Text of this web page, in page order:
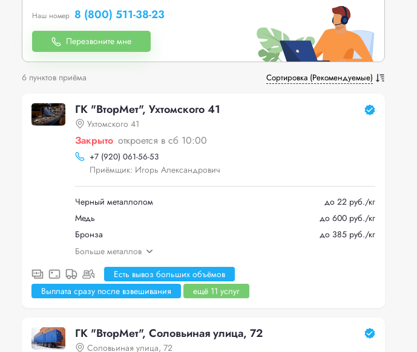
Наш номер 8 (800) 511-38-23
Перезвоните мне
6 пунктов приёма Сортировка (Рекомендуемые)
ГК "ВторМет", Ухтомского 41
Ухтомского 41
Закрыто откроется в сб 10:00
+7 (920) 061-56-53
Приёмщик: Игорь Александрович
Черный металлолом
до 22 руб./кг
Медь
до 600 руб./кг
Бронза
до 385 руб./кг
Больше металлов
Есть вывоз больших объёмов
Выплата сразу после взвешивания
ещё 11 услуг
ГК "ВторМет", Соловьиная улица, 72
Соловьиная улица, 72